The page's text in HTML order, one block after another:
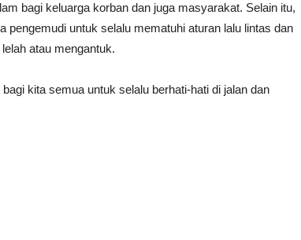
bagi keluarga korban dan juga masyarakat. Selain itu,
pengemudi untuk selalu mematuhi aturan lalu lintas dan
atau mengantuk.
kita semua untuk selalu berhati-hati di jalan dan